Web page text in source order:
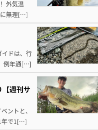
外気温
に無理[…]
ドは、行
例年通[…]
週刊サ
ントと、
年で1[…]